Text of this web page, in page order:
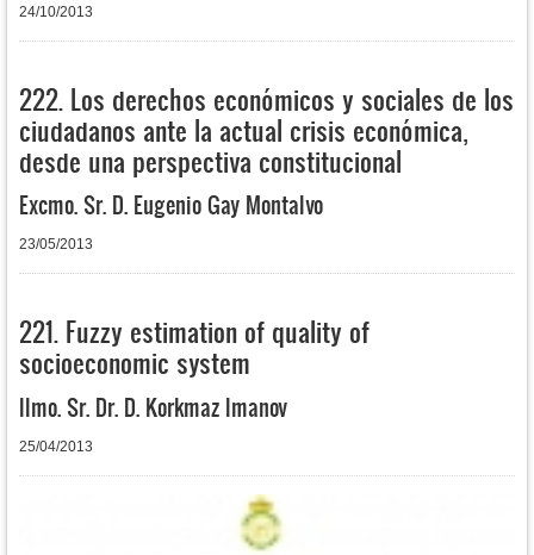
24/10/2013
222. Los derechos económicos y sociales de los
ciudadanos ante la actual crisis económica,
desde una perspectiva constitucional
Excmo. Sr. D. Eugenio Gay Montalvo
23/05/2013
221. Fuzzy estimation of quality of
socioeconomic system
Ilmo. Sr. Dr. D. Korkmaz Imanov
25/04/2013